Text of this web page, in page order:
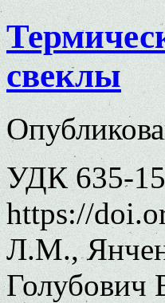
свеклы
УДК 635-
https://
Л.М.,
Голубович